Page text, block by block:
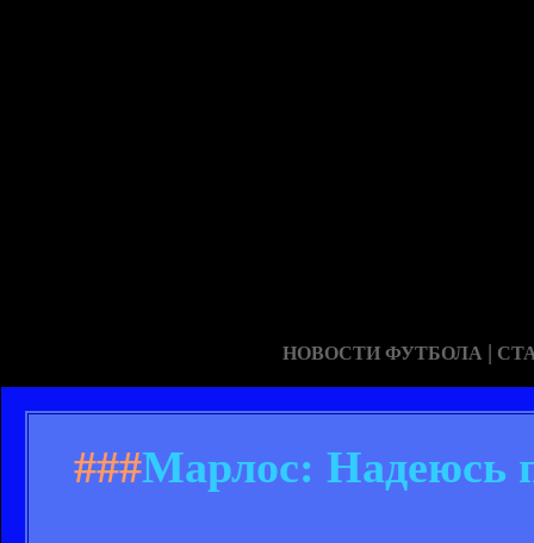
НОВОСТИ ФУТБОЛА |
###Марлос: Надеюсь